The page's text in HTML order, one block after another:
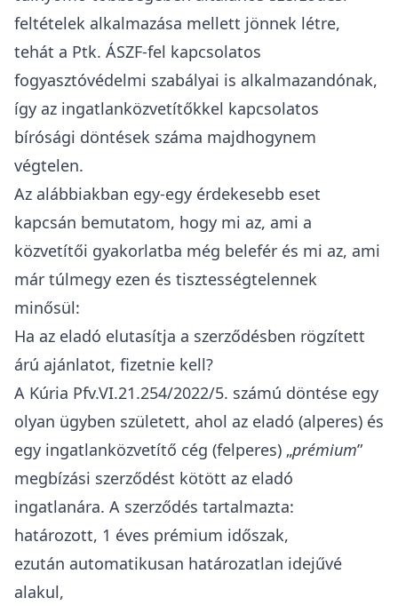
feltételek alkalmazása mellett jönnek létre,
tehát a Ptk. ÁSZF-fel kapcsolatos
fogyasztóvédelmi szabályai is alkalmazandónak,
így az ingatlanközvetítőkkel kapcsolatos
bírósági döntések száma majdhogynem
végtelen.
Az alábbiakban egy-egy érdekesebb eset
kapcsán bemutatom, hogy mi az, ami a
közvetítői gyakorlatba még belefér és mi az, ami
már túlmegy ezen és tisztességtelennek
minősül:
Ha az eladó elutasítja a szerződésben rögzített
árú ajánlatot, fizetnie kell?
A Kúria Pfv.VI.21.254/2022/5. számú döntése egy
olyan ügyben született, ahol az eladó (alperes) és
egy ingatlanközvetítő cég (felperes) „prémium”
megbízási szerződést kötött az eladó
ingatlanára. A szerződés tartalmazta:
határozott, 1 éves prémium időszak,
ezután automatikusan határozatlan idejűvé
alakul,